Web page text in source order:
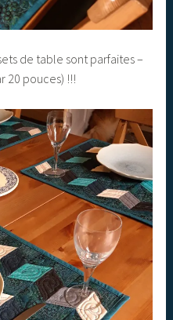
de table sont parfaites –
20 pouces) !!!